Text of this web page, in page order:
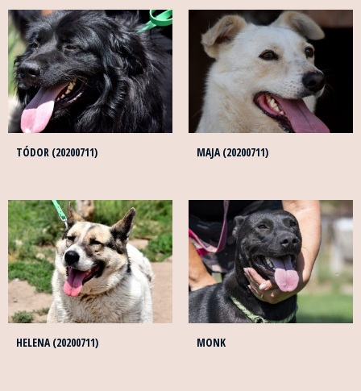
TÓDOR (20200711) MAJA (20200711)
HELENA (20200711) MONK